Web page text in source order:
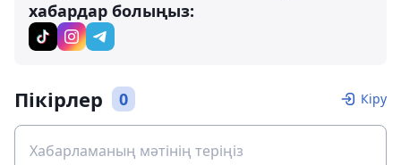
хабардар болыңыз:
Пікірлер 0 Кіру